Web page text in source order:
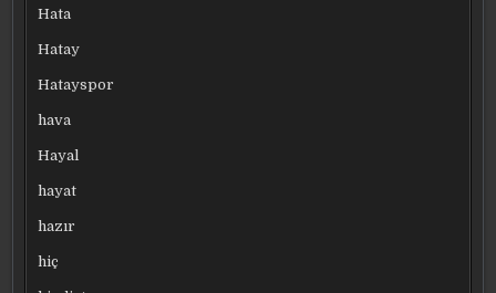
Hata
Hatay
Hatayspor
hava
Hayal
hayat
hazır
hiç